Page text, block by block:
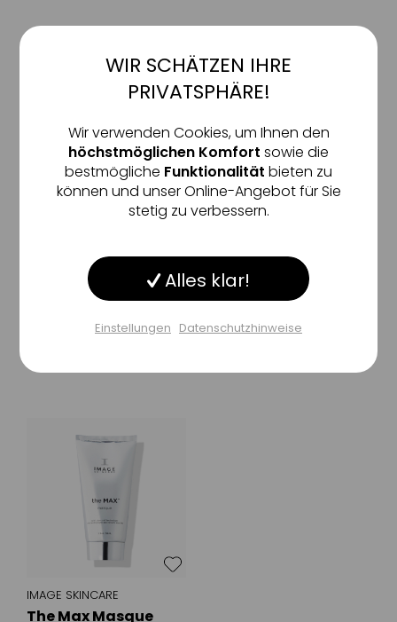
Overnight Retinol
Masque
regenerierende
Gesichtsmaske für strahlend
Repair Overnight
Masque 0,5% Retinol
Complex
regenerierende Maske für
straffere & intensiv
109,00 €
IMAGE SKINCARE
The Max Masque
Funktionale Aktiv
Tracking Inaktiv
Sonstige Inaktiv
Einstellungen speichern
WIR SCHÄTZEN IHRE
PRIVATSPHÄRE!
Wir verwenden Cookies, um Ihnen den
höchstmöglichen Komfort sowie die
bestmögliche Funktionalität bieten zu
können und unser Online-Angebot für Sie
stetig zu verbessern.
Alles klar!
Einstellungen Datenschutzhinweise